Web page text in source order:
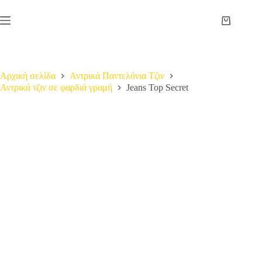
στο
περιεχόμενο
Καλάθι
Αρχική σελίδα
Αντρικά Παντελόνια Τζιν
Αντρικά τζιν σε φαρδιά γραμή
Jeans Top Secret